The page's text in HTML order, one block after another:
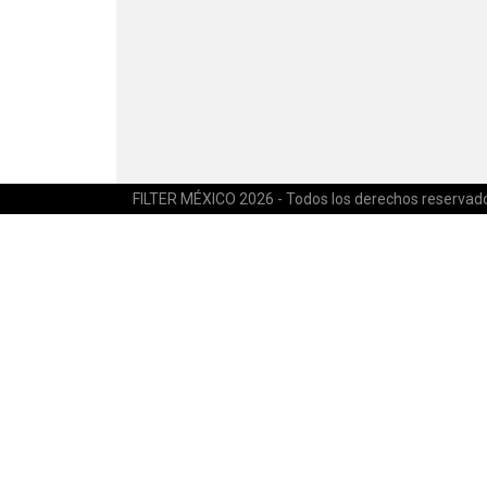
FILTER MÉXICO 2026 - Todos los derechos